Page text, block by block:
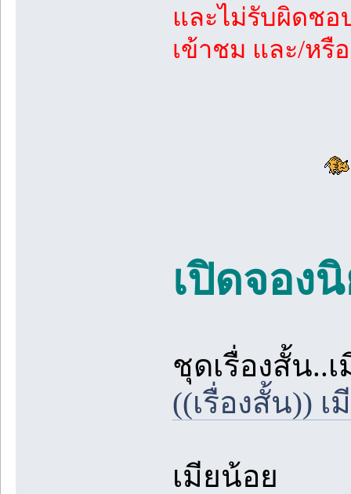
และไม่รับผิดช
เข้าชม และ/หรื
เปิดจอง
ชุดเรื่องสั้น..
((เรื่องสั้น)) เ
เมียน้อย